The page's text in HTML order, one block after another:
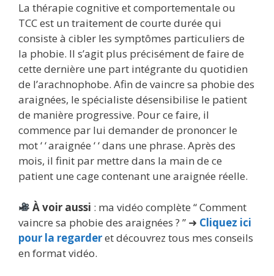
La thérapie cognitive et comportementale ou
TCC est un traitement de courte durée qui
consiste à cibler les symptômes particuliers de
la phobie. Il s’agit plus précisément de faire de
cette dernière une part intégrante du quotidien
de l’arachnophobe. Afin de vaincre sa phobie des
araignées, le spécialiste désensibilise le patient
de manière progressive. Pour ce faire, il
commence par lui demander de prononcer le
mot ‘ ‘ araignée ‘ ‘ dans une phrase. Après des
mois, il finit par mettre dans la main de ce
patient une cage contenant une araignée réelle.
À voir aussi : ma vidéo complète “ Comment
vaincre sa phobie des araignées ? ” ➜ Cliquez ici
pour la regarderet découvrez tous mes conseils
en format vidéo.